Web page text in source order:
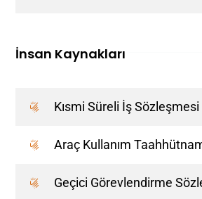
İnsan Kaynakları
Kısmi Süreli İş Sözleşmesi
Araç Kullanım
Geçici Görevlendirme